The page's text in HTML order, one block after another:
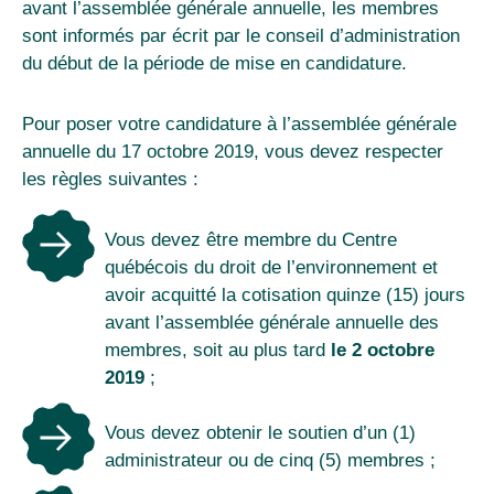
avant l’assemblée générale annuelle, les membres
sont informés par écrit par le conseil d’administration
du début de la période de mise en candidature.
Pour poser votre candidature à l’assemblée générale
annuelle du 17 octobre 2019, vous devez respecter
les règles suivantes :
Vous devez être membre du Centre
québécois du droit de l’environnement et
avoir acquitté la cotisation quinze (15) jours
avant l’assemblée générale annuelle des
membres, soit au plus tard le 2 octobre
2019 ;
Vous devez obtenir le soutien d’un (1)
administrateur ou de cinq (5) membres ;